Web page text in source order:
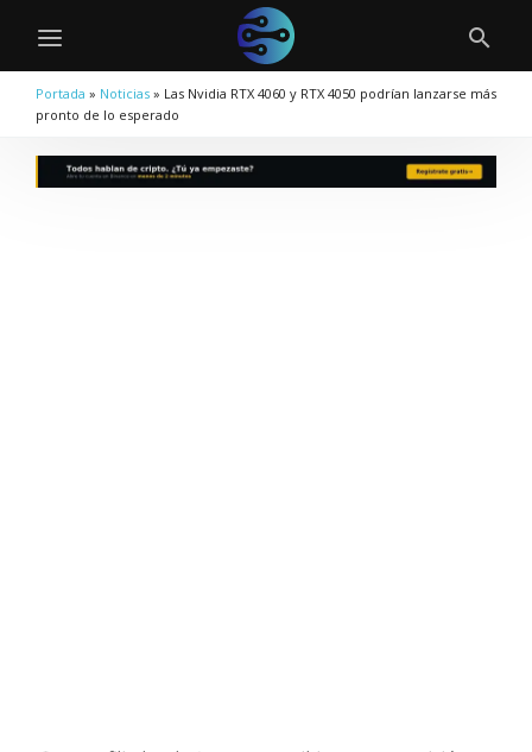
Portada » Noticias » Las Nvidia RTX 4060 y RTX 4050 podrían lanzarse más
pronto de lo esperado